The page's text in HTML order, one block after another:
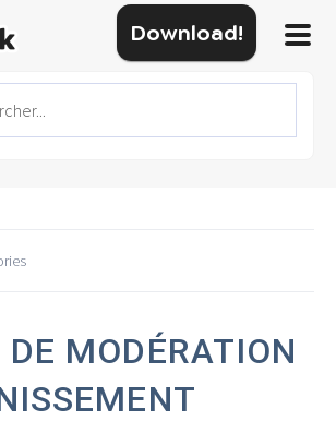
Download!
DE MODÉRATION